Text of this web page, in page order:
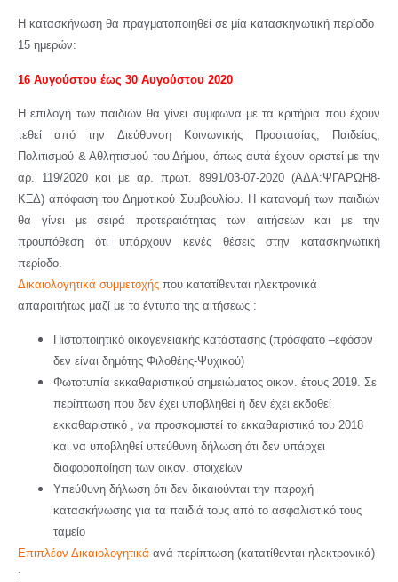
Η κατασκήνωση θα πραγματοποιηθεί σε μία κατασκηνωτική περίοδο
15 ημερών:
16 Αυγούστου έως 30 Αυγούστου 2020
Η επιλογή των παιδιών θα γίνει σύμφωνα με τα κριτήρια που έχουν
τεθεί από την Διεύθυνση Κοινωνικής Προστασίας, Παιδείας,
Πολιτισμού & Αθλητισμού του Δήμου, όπως αυτά έχουν οριστεί με την
αρ. 119/2020 και με αρ. πρωτ. 8991/03-07-2020 (ΑΔΑ:ΨΓΑΡΩΗ8-
ΚΞΔ) απόφαση του Δημοτικού Συμβουλίου. Η κατανομή των παιδιών
θα γίνει με σειρά προτεραιότητας των αιτήσεων και με την
προϋπόθεση ότι υπάρχουν κενές θέσεις στην κατασκηνωτική
περίοδο.
Δικαιολογητικά συμμετοχής που κατατίθενται ηλεκτρονικά
απαραιτήτως μαζί με το έντυπο της αιτήσεως :
Πιστοποιητικό οικογενειακής κατάστασης (πρόσφατο –εφόσον
δεν είναι δημότης Φιλοθέης-Ψυχικού)
Φωτοτυπία εκκαθαριστικού σημειώματος οικον. έτους 2019. Σε
περίπτωση που δεν έχει υποβληθεί ή δεν έχει εκδοθεί
εκκαθαριστικό , να προσκομιστεί το εκκαθαριστικό του 2018
και να υποβληθεί υπεύθυνη δήλωση ότι δεν υπάρχει
διαφοροποίηση των οικον. στοιχείων
Υπεύθυνη δήλωση ότι δεν δικαιούνται την παροχή
κατασκήνωσης για τα παιδιά τους από το ασφαλιστικό τους
ταμείο
Επιπλέον Δικαιολογητικά ανά περίπτωση (κατατίθενται ηλεκτρονικά)
: